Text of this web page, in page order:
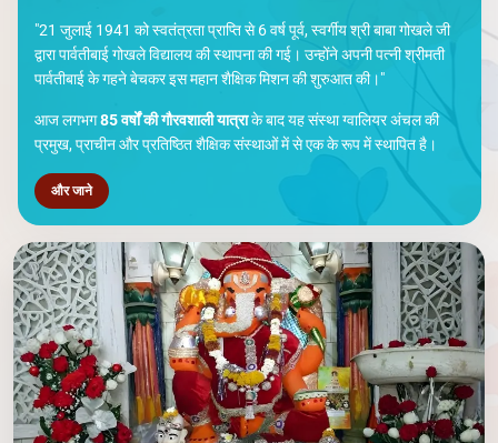
"21 जुलाई 1941 को स्वतंत्रता प्राप्ति से 6 वर्ष पूर्व, स्वर्गीय श्री बाबा गोखले जी
द्वारा पार्वतीबाई गोखले विद्यालय की स्थापना की गई। उन्होंने अपनी पत्नी श्रीमती
पार्वतीबाई के गहने बेचकर इस महान शैक्षिक मिशन की शुरुआत की।"
आज लगभग85 वर्षों की गौरवशाली यात्राके बाद यह संस्था ग्वालियर अंचल की
प्रमुख, प्राचीन और प्रतिष्ठित शैक्षिक संस्थाओं में से एक के रूप में स्थापित है।
और जाने